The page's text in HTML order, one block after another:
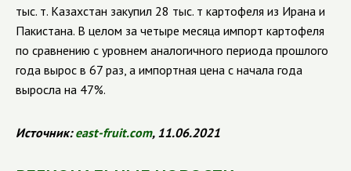
тыс. т. Казахстан закупил 28 тыс. т картофеля из Ирана и
Пакистана. В целом за четыре месяца импорт картофеля
по сравнению с уровнем аналогичного периода прошлого
года вырос в 67 раз, а импортная цена с начала года
выросла на 47%.
Источник:east-fruit.com, 11.06.2021